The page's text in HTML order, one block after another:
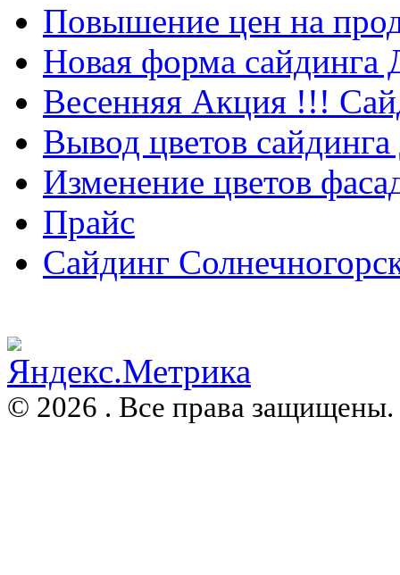
Повышение цен на
Новая форма
Весенняя Акция !!!
Вывод цветов
Изменение цветов
Прайс
Сайдинг
© 2026 . Все права